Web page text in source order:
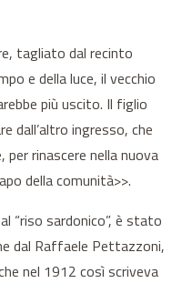
tagliato dal recinto
e della luce, il vecchio
più uscito. Il figlio
dall’altro ingresso, che
per rinascere nella nuova
della comunità>>.
“riso sardonico”, è stato
dal Raffaele Pettazzoni,
nel 1912 così scriveva